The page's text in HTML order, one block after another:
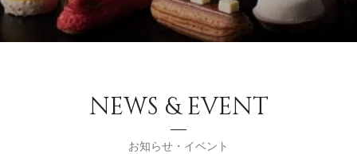
NEWS & EVENT
お知らせ・イベント